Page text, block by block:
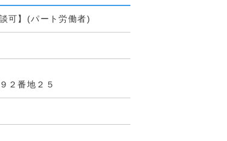
可】(パート労働者)
２番地２５